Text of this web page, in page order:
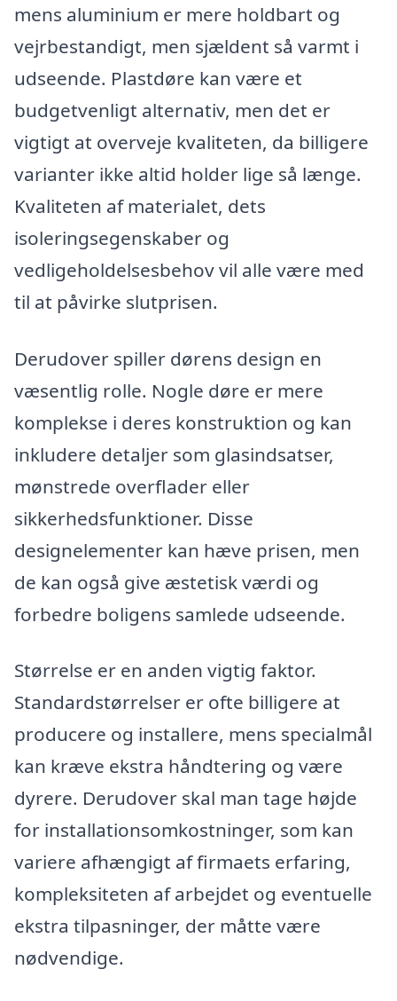
mens aluminium er mere holdbart og
vejrbestandigt, men sjældent så varmt i
udseende. Plastdøre kan være et
budgetvenligt alternativ, men det er
vigtigt at overveje kvaliteten, da billigere
varianter ikke altid holder lige så længe.
Kvaliteten af materialet, dets
isoleringsegenskaber og
vedligeholdelsesbehov vil alle være med
til at påvirke slutprisen.
Derudover spiller dørens design en
væsentlig rolle. Nogle døre er mere
komplekse i deres konstruktion og kan
inkludere detaljer som glasindsatser,
mønstrede overflader eller
sikkerhedsfunktioner. Disse
designelementer kan hæve prisen, men
de kan også give æstetisk værdi og
forbedre boligens samlede udseende.
Størrelse er en anden vigtig faktor.
Standardstørrelser er ofte billigere at
producere og installere, mens specialmål
kan kræve ekstra håndtering og være
dyrere. Derudover skal man tage højde
for installationsomkostninger, som kan
variere afhængigt af firmaets erfaring,
kompleksiteten af arbejdet og eventuelle
ekstra tilpasninger, der måtte være
nødvendige.